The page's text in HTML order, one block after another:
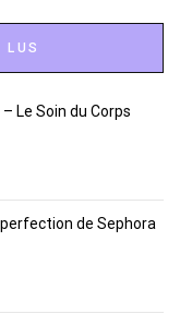
LUS
Le Soin du Corps
de Sephora